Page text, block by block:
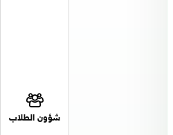
شؤون الطلاب